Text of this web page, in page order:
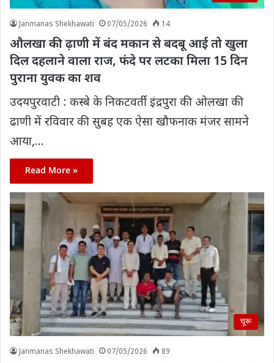
Janmanas Shekhawati 07/05/2026 14
औलखा की ढ़ाणी में बंद मकान से बदबू आई तो खुला
दिल दहलाने वाला राज, फंदे पर लटका मिला 15 दिन
पुराना युवक का शव
उदयपुरवाटी : कस्बे के निकटवर्ती इंद्रपुरा की ओलखा की
ढाणी में रविवार की सुबह एक ऐसा खौफनाक मंजर सामने
आया,…
Read More »
चूरू
Janmanas Shekhawati 07/05/2026 89